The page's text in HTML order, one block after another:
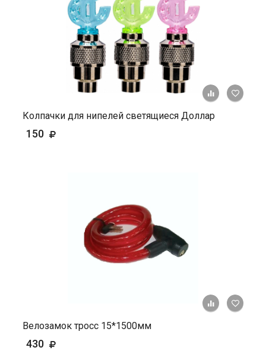
+ К
Колпачки для нипелей светящиеся Доллар
150
+ К
Велозамок тросс 15*1500мм
430